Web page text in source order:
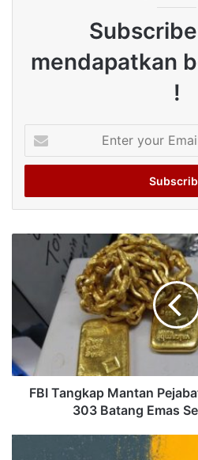
mendapatkan
!
your
Email
FBI Tangkap Mantan
303 Batang Emas